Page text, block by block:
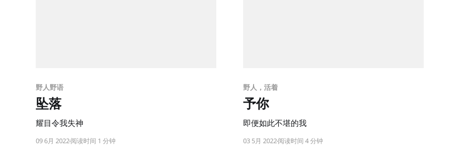
野人野语
坠落
耀目令我失神
09 6月 2022阅读时间 1 分钟
野人，活着
予你
即便如此不堪的我
03 5月 2022阅读时间 4 分钟